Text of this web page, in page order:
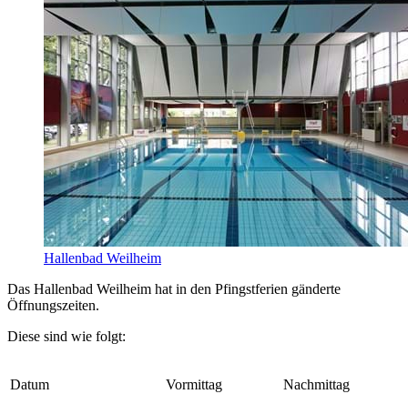
Hallenbad Weilheim
Das Hallenbad Weilheim hat in den Pfingstferien gänderte
Öffnungszeiten.
Diese sind wie folgt:
Datum Vormittag Nachmittag